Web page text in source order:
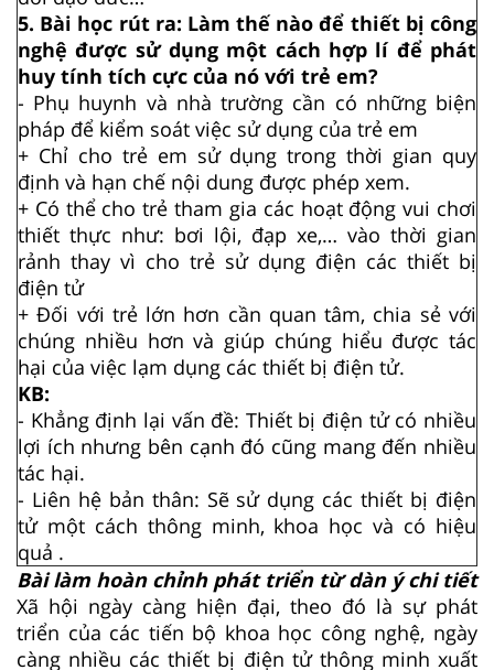
5. Bài học rút ra: Làm thế nào để thiết bị công
nghệ được sử dụng một cách hợp lí để phát
huy tính tích cực của nó với trẻ em?
- Phụ huynh và nhà trường cần có những biện
pháp để kiểm soát việc sử dụng của trẻ em
+ Chỉ cho trẻ em sử dụng trong thời gian quy
định và hạn chế nội dung được phép xem.
+ Có thể cho trẻ tham gia các hoạt động vui chơi
thiết thực như: bơi lội, đạp xe,… vào thời gian
rảnh thay vì cho trẻ sử dụng điện các thiết bị
điện tử
+ Đối với trẻ lớn hơn cần quan tâm, chia sẻ với
chúng nhiều hơn và giúp chúng hiểu được tác
hại của việc lạm dụng các thiết bị điện tử.
KB:
- Khẳng định lại vấn đề: Thiết bị điện tử có nhiều
lợi ích nhưng bên cạnh đó cũng mang đến nhiều
tác hại.
- Liên hệ bản thân: Sẽ sử dụng các thiết bị điện
tử một cách thông minh, khoa học và có hiệu
quả .
Bài làm hoàn chỉnh phát triển từ dàn ý chi tiết
Xã hội ngày càng hiện đại, theo đó là sự phát
triển của các tiến bộ khoa học công nghệ, ngày
càng nhiều các thiết bị điện tử thông minh xuất